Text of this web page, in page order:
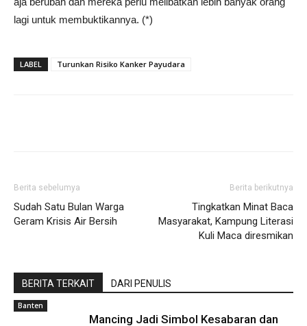
lagi untuk membuktikannya. (*)
LABEL Turunkan Risiko Kanker Payudara
Berita sebelumya
Sudah Satu Bulan Warga
Geram Krisis Air Bersih
Berita berikutnya
Tingkatkan Minat Baca
Masyarakat, Kampung Literasi
Kuli Maca diresmikan
BERITA TERKAIT DARI PENULIS
Banten
Mancing Jadi Simbol Kesabaran dan